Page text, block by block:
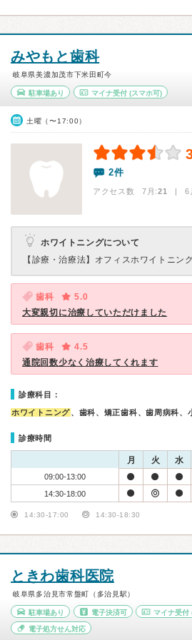
みやもと歯科
岐阜県美濃加茂市下米田町今
駐車場あり マイナ受付(スマホ可)
土曜（〜17:00）
2件
アクセス数 7月:21 | 6
ホワイトニングについて
【診療・治療法】 オフィスホワイトニン
歯科
5.0
大変親切に治療していただけました
歯科
4.5
通院回数少なく治療してくれます
診療科目：
ホワイトニング、歯科、矯正歯科、歯周病科、
診療時間
月 火 水
09:00-13:00
14:30-18:00
14:30-17:00 14:30-18:30
ときわ歯科医院
岐阜県多治見市常盤町（多治見駅）
駐車場あり 電子決済可 マイナ受付
電子処方せん対応